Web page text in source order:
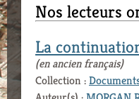
Nos lecteurs
La
(en ancien français)
Collection :